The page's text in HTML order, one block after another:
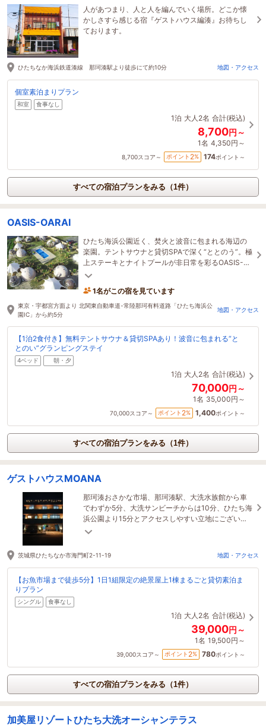
人があつまり、人と人を編んでいく場所。どこか懐
かしさすら感じる宿『ゲストハウス編湊』お待ちし
ております。
ひたちなか海浜鉄道湊線 那珂湊駅より徒歩にて約10分 地図・アクセス
個室素泊まりプラン
和室 食事なし
1泊 大人2名 合計(税込)
8,700円～
1名 4,350円～
8,700スコア～ ポイント 2% 174ポイント～
すべての宿泊プランをみる（1件）
OASIS-OARAI
ひたち海浜公園近く、焚火と波音に包まれる海辺の
楽園。テントサウナと貸切SPAで深く“ととのう”。極
上ステーキとナイトプールが非日常を彩るOASIS-
OARAI。海風感じる特別な滞在へどうぞ！
1名がこの宿を見ています
東京・宇都宮方面より 北関東自動車道-常陸那珂有料道路「ひたち海浜公
園IC」から約5分
地図・アクセス
【1泊2食付き】無料テントサウナ＆貸切SPAあり！波音に包まれる“と
とのい”グランピングステイ
4ベッド 朝・夕
1泊 大人2名 合計(税込)
70,000円～
1名 35,000円～
70,000スコア～ ポイント 2% 1,400ポイント～
すべての宿泊プランをみる（1件）
ゲストハウスMOANA
那珂湊おさかな市場、那珂湊駅、大洗水族館から車
でわずか5分、大洗サンビーチからは10分、ひたち海
浜公園より15分とアクセスしやすい立地にございま
す。観光スポットも多く、旅の拠点としても最適で
茨城県ひたちなか市海門町2-11-19 地図・アクセス
【お魚市場まで徒歩5分】1日1組限定の絶景屋上1棟まるごと貸切素泊ま
りプラン
シングル 食事なし
1泊 大人2名 合計(税込)
39,000円～
1名 19,500円～
39,000スコア～ ポイント 2% 780ポイント～
すべての宿泊プランをみる（1件）
加美屋リゾートひたち大洗オーシャンテラス